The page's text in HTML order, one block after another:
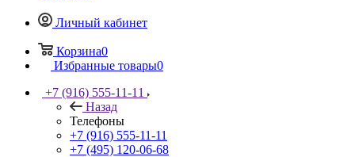
Личный кабинет
Корзина0
Избранные товары0
+7 (916) 555-11-11
Назад
Телефоны
+7 (916) 555-11-11
+7 (495) 120-06-68